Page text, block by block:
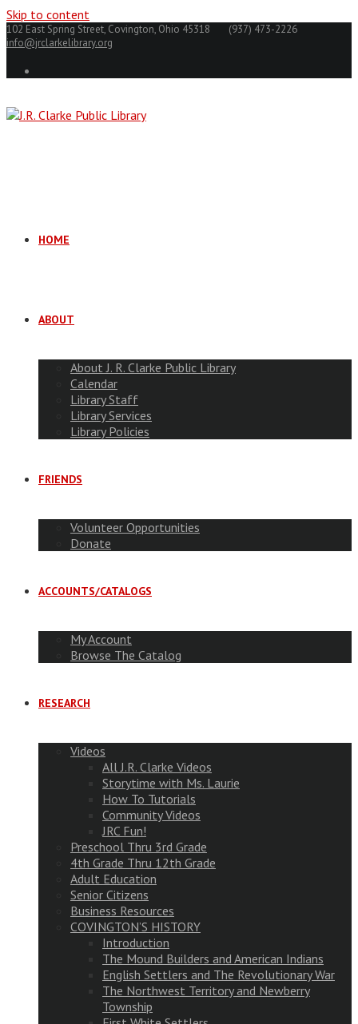
Skip to content
102 East Spring Street, Covington, Ohio 45318
(937) 473-2226
info@jrclarkelibrary.org
HOME
ABOUT
About J. R. Clarke Public Library
Calendar
Library Staff
Library Services
Library Policies
FRIENDS
Volunteer Opportunities
Donate
ACCOUNTS/CATALOGS
My Account
Browse The Catalog
RESEARCH
Videos
All J.R. Clarke Videos
Storytime with Ms. Laurie
How To Tutorials
Community Videos
JRC Fun!
Preschool Thru 3rd Grade
4th Grade Thru 12th Grade
Adult Education
Senior Citizens
Business Resources
COVINGTON’S HISTORY
Introduction
The Mound Builders and American Indians
English Settlers and The Revolutionary War
The Northwest Territory and Newberry
Township